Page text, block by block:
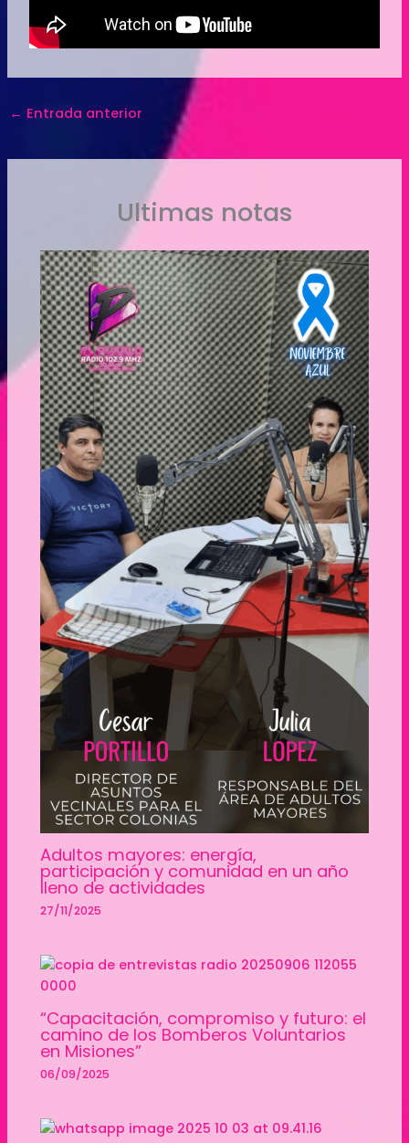
← Entrada anterior
Ultimas notas
Adultos mayores: energía,
participación y comunidad en un año
lleno de actividades
27/11/2025
“Capacitación, compromiso y futuro: el
camino de los Bomberos Voluntarios
en Misiones”
06/09/2025